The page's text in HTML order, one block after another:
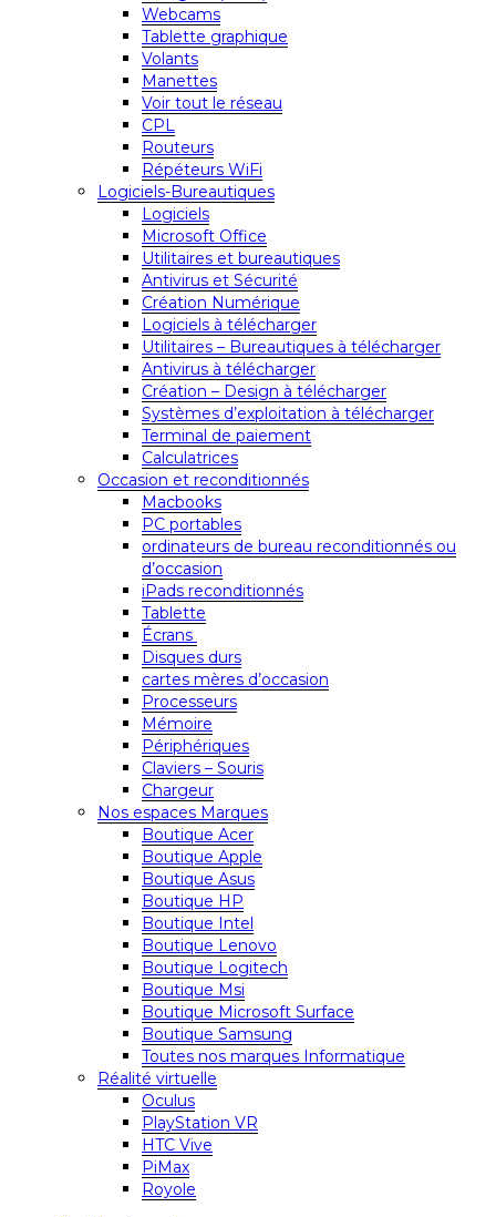
Webcams
Tablette graphique
Volants
Manettes
Voir tout le réseau
CPL
Routeurs
Répéteurs WiFi
Logiciels-Bureautiques
Logiciels
Microsoft Office
Utilitaires et bureautiques
Antivirus et Sécurité
Création Numérique
Logiciels à télécharger
Utilitaires – Bureautiques à télécharger
Antivirus à télécharger
Création – Design à télécharger
Systèmes d’exploitation à télécharger
Terminal de paiement
Calculatrices
Occasion et reconditionnés
Macbooks
PC portables
ordinateurs de bureau reconditionnés ou
d’occasion
iPads reconditionnés
Tablette
Écrans
Disques durs
cartes mères d’occasion
Processeurs
Mémoire
Périphériques
Claviers – Souris
Chargeur
Nos espaces Marques
Boutique Acer
Boutique Apple
Boutique Asus
Boutique HP
Boutique Intel
Boutique Lenovo
Boutique Logitech
Boutique Msi
Boutique Microsoft Surface
Boutique Samsung
Toutes nos marques Informatique
Réalité virtuelle
Oculus
PlayStation VR
HTC Vive
PiMax
Royole